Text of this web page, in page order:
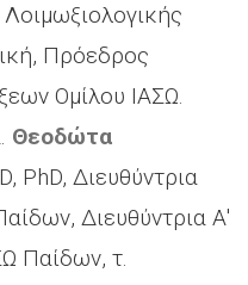
Πρόεδρος
Ομίλου ΙΑΣΩ.
Θεοδώτα
PhD, Διευθύντρια
Διευθύντρια Α'
Παίδων, τ.